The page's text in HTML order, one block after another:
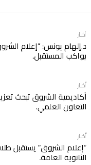
أخبار
د.إلهام يونس: “إعلام
يواكب المستقبل.
أخبار
أكاديمية الشروق تبحث
التعاون العلمي.
أخبار
“إعلام الشروق” يستقبل
الثانوية العامة.